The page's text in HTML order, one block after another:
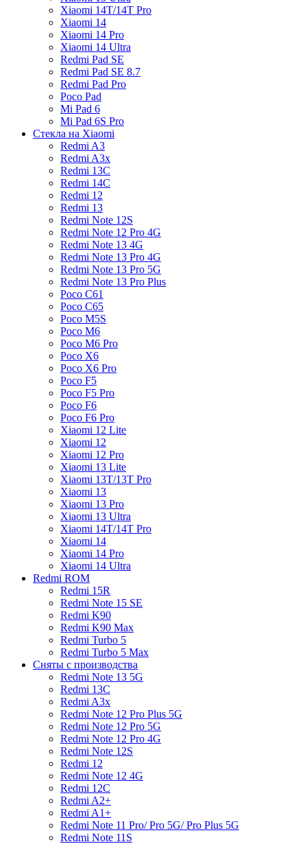
Xiaomi 14T/14T Pro
Xiaomi 14
Xiaomi 14 Pro
Xiaomi 14 Ultra
Redmi Pad SE
Redmi Pad SE 8.7
Redmi Pad Pro
Poco Pad
Mi Pad 6
Mi Pad 6S Pro
Стекла на Xiaomi
Redmi A3
Redmi A3x
Redmi 13C
Redmi 14C
Redmi 12
Redmi 13
Redmi Note 12S
Redmi Note 12 Pro 4G
Redmi Note 13 4G
Redmi Note 13 Pro 4G
Redmi Note 13 Pro 5G
Redmi Note 13 Pro Plus
Poco C61
Poco C65
Poco M5S
Poco M6
Poco M6 Pro
Poco X6
Poco X6 Pro
Poco F5
Poco F5 Pro
Poco F6
Poco F6 Pro
Xiaomi 12 Lite
Xiaomi 12
Xiaomi 12 Pro
Xiaomi 13 Lite
Xiaomi 13T/13T Pro
Xiaomi 13
Xiaomi 13 Pro
Xiaomi 13 Ultra
Xiaomi 14T/14T Pro
Xiaomi 14
Xiaomi 14 Pro
Xiaomi 14 Ultra
Redmi ROM
Redmi 15R
Redmi Note 15 SE
Redmi K90
Redmi K90 Max
Redmi Turbo 5
Redmi Turbo 5 Max
Сняты с производства
Redmi Note 13 5G
Redmi 13C
Redmi A3x
Redmi Note 12 Pro Plus 5G
Redmi Note 12 Pro 5G
Redmi Note 12 Pro 4G
Redmi Note 12S
Redmi 12
Redmi Note 12 4G
Redmi 12C
Redmi A2+
Redmi A1+
Redmi Note 11 Pro/ Pro 5G/ Pro Plus 5G
Redmi Note 11S